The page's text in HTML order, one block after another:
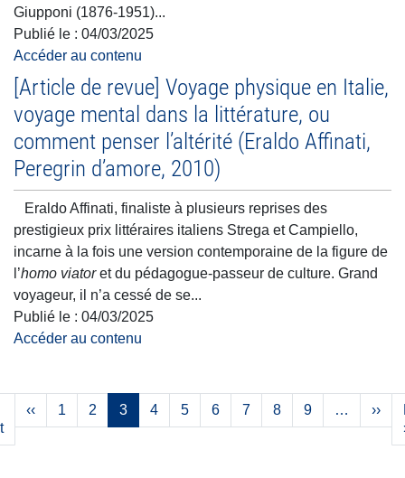
Giupponi (1876-1951)...
Publié le : 04/03/2025
Accéder au contenu
[Article de revue] Voyage physique en Italie,
voyage mental dans la littérature, ou
comment penser l’altérité (Eraldo Affinati,
Peregrin d’amore, 2010)
Eraldo Affinati, finaliste à plusieurs reprises des
prestigieux prix littéraires italiens Strega et Campiello,
incarne à la fois une version contemporaine de la figure de
l’homo viatoret du pédagogue-passeur de culture. Grand
voyageur, il n’a cessé de se...
Publié le : 04/03/2025
Accéder au contenu
Pagination
Première page
‹‹Page précédente
1 2 3 4 5 6 7 8 9 … ››